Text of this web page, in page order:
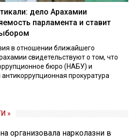
дело Арахамии
парламента и ставит
в отношении ближайшего
свидетельствуют о том, что
бюро (НАБУ) и
прокуратура
»
организовала нарколазни в